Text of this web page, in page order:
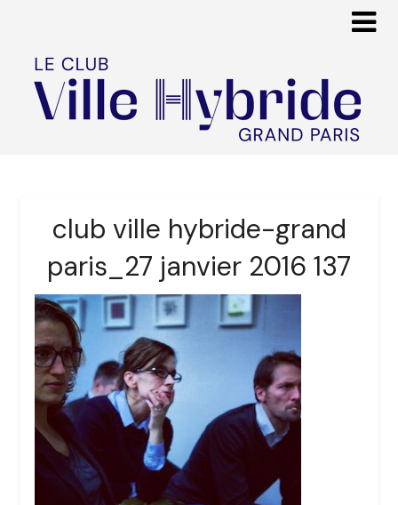
club ville hybride-grand
paris_27 janvier 2016 137